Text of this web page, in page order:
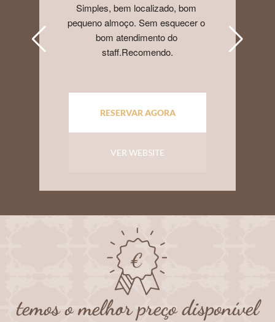
Simples, bem localizado, bom
pequeno almoço. Sem esquecer o
bom atendimento do
staff.Recomendo.
RESERVAR AGORA
VER WEBSITE
temos o melhor preço disponível